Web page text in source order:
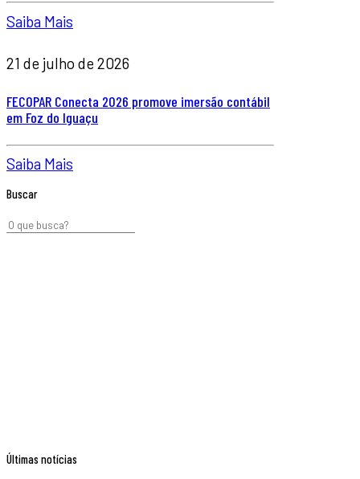
Saiba Mais
21 de julho de 2026
FECOPAR Conecta 2026 promove imersão contábil
em Foz do Iguaçu
Saiba Mais
Buscar
Últimas notícias